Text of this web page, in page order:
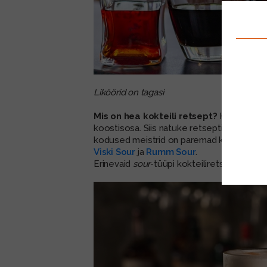
Liköörid on tagasi
Mis on hea kokteili retsept? Hea
koostisosa. Siis natuke retsepti jälgimist
kodused meistrid on paremad kui
Viski Sour ja Rumm Sour.
Erinevaid sour-tüüpi kokteiliretsepte